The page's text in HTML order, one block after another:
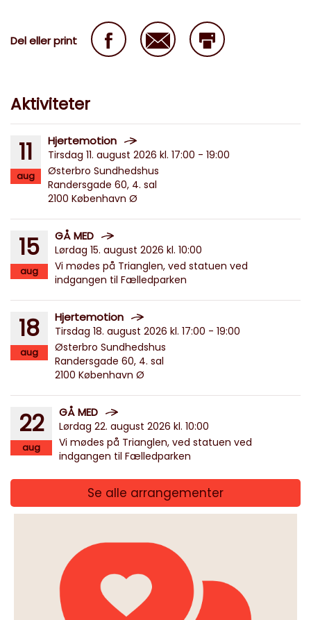
Del eller print
Aktiviteter
11
aug
Hjertemotion
Tirsdag 11. august 2026 kl. 17:00 - 19:00
Østerbro Sundhedshus
Randersgade 60, 4. sal
2100 København Ø
15
aug
GÅ MED
Lørdag 15. august 2026 kl. 10:00
Vi mødes på Trianglen, ved statuen ved
indgangen til Fælledparken
18
aug
Hjertemotion
Tirsdag 18. august 2026 kl. 17:00 - 19:00
Østerbro Sundhedshus
Randersgade 60, 4. sal
2100 København Ø
22
aug
GÅ MED
Lørdag 22. august 2026 kl. 10:00
Vi mødes på Trianglen, ved statuen ved
indgangen til Fælledparken
Se alle arrangementer